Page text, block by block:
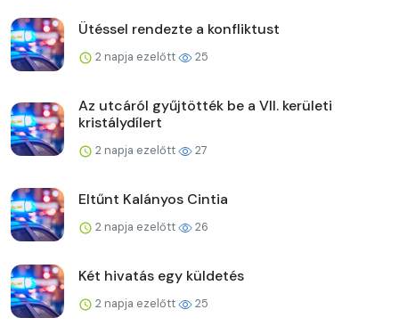
Ütéssel rendezte a konfliktust
2 napja ezelőtt 25
Az utcáról gyűjtötték be a VII. kerületi
kristálydílert
2 napja ezelőtt 27
Eltűnt Kalányos Cintia
2 napja ezelőtt 26
Két hivatás egy küldetés
2 napja ezelőtt 25